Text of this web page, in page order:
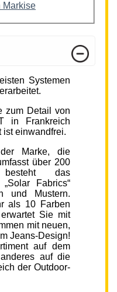
Markise
Systemen
zum Detail von
in Frankreich
ist einwandfrei.
Marke, die
über 200
das
Fabrics“
und Mustern.
als 10 Farben
Sie mit
mit neuen,
Jeans-Design!
auf dem
auf die
der Outdoor-